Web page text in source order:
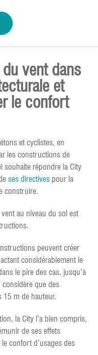
vent dans
et
le confort
et cyclistes, en
les constructions de
souhaite répondre la City
ses directives pour la
construire.
au niveau du sol est
peuvent créer
considérablement le
le pire des cas, jusqu’à
considère que des
15 m de hauteur.
la City l’a bien compris,
de ses effets
confort d’usages des